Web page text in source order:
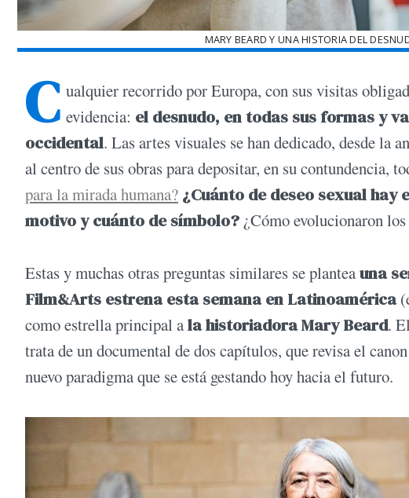
MARY BEARD Y UNA HISTORIA DEL
C ualquier recorrido por Europa, con sus visitas
evidencia: el desnudo, en todas sus formas y
occidental. Las artes visuales se han dedicado, desde la
al centro de sus obras para depositar, en su contundencia,
para la mirada humana? ¿Cuánto de deseo sexual
motivo y cuánto de símbolo? ¿Cómo evolucionaron
Estas y muchas otras preguntas similares se planteauna
Film&Arts estrena esta semana en Latinoamérica
como estrella principal ala historiadora Mary Beard.
trata de un documental de dos capítulos, que revisa el
nuevo paradigma que se está gestando hoy hacia el futuro.